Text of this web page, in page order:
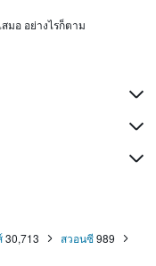
มอ อย่างไรก็ตาม
30,713 สวอนซี989